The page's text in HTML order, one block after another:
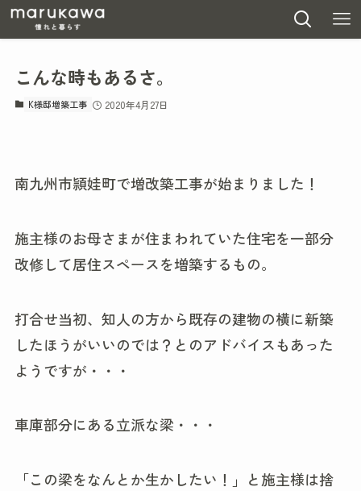
こんな時もあるさ。
K様邸増築工事 2020年4月27日
南九州市頴娃町で増改築工事が始まりました！
施主様のお母さまが住まわれていた住宅を一部分
改修して居住スペースを増築するもの。
打合せ当初、知人の方から既存の建物の横に新築
したほうがいいのでは？とのアドバイスもあった
ようですが・・・
車庫部分にある立派な梁・・・
「この梁をなんとか生かしたい！」と施主様は捨